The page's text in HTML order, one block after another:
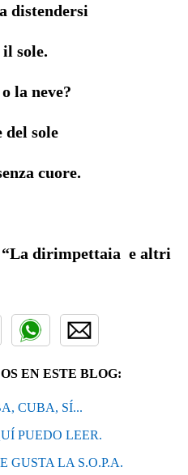
distendersi
sole.
la neve?
del sole
cuore.
dirimpettaia e altri
EN ESTE BLOG:
CUBA, SÍ...
PUEDO LEER.
GUSTA LA S.O.P.A.